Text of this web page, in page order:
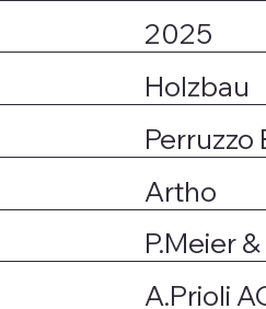
2025
Holzbau
Artho
P.Meier
A.Prioli